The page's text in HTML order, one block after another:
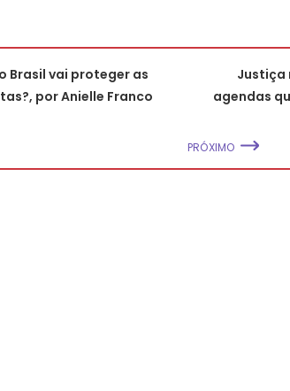
Brasil vai proteger as
por Anielle Franco
Justiça
agendas
PRÓXIMO